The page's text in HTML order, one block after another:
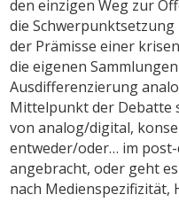
den einzigen Weg zur
die
der Prämisse einer
die eigenen
Ausdifferenzierung
Mittelpunkt der Debatte
von analog/digital,
entweder/oder… im
angebracht, oder geht
nach Medienspezifizität,